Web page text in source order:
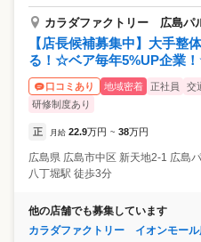
カラダファクトリー 広島パ
【店長候補募集中】大手整
る！☆ベア毎年5%UP企業
口コミあり 地域密着 正社員 交
研修制度あり
正 月給 22.9万円 ~ 38万円
広島県 広島市中区 新天地2-1 広島
八丁堀駅 徒歩3分
他の店舗でも募集しています
カラダファクトリー イオンモール